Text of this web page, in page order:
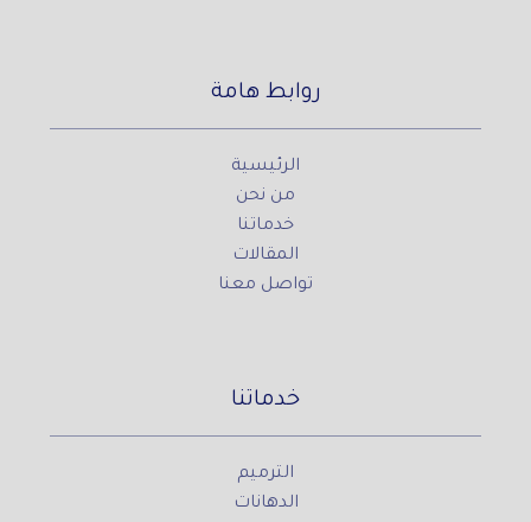
روابط هامة
الرئيسية
من نحن
خدماتنا
المقالات
تواصل معنا
خدماتنا
الترميم
الدهانات